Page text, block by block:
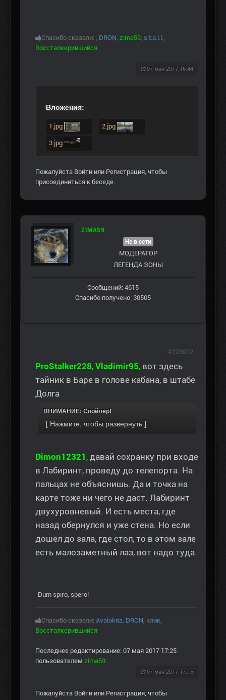
Спасибо сказали: DRON zima59 s.t.a.l.l.
Воссталкерившийся
07 мая 2017 16:44
Вложения:
1.jpg 2.jpg
3.jpg
Пожалуйста Войти или Регистрация, чтобы
присоединиться к беседе.
ZIMA59
Не в сети
МОДЕРАТОР
ЛЕГЕНДА ЗОНЫ
Сообщений: 4615
Спасибо получено: 30505
ProStalker228, Vladimir95, вот здесь
тайник в Баре в голове кабана, в штабе
Долга
ВНИМАНИЕ: Спойлер!
Dimon12321 , давай сохранку при входе
в Лабиринт, проведу до телепорта. На
пальцах не объяснишь. Да и точка на
карте тоже ни чего не даст. Лабиринт
двухуровневый. И есть места, где
назад обернулся и уже стена. Но если
дошел до зала, где стол, то в этом зале
есть малозаметный лаз, вот надо туда.
Dum spiro, spero!
Спасибо сказали: Avalokita, DRON, клик,
Воссталкерившийся
Последнее редактирование: 07 мая 2017 17:25
пользователем zima59.
07 мая 2017 17:15
#225012
Пожалуйста Войти или Регистрация, чтобы